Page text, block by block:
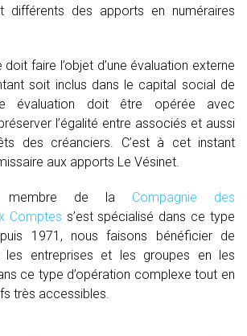
différents des apports en numéraires
doit faire l’objet d’une évaluation externe
soit inclus dans le capital social de
évaluation doit être opérée avec
l’égalité entre associés et aussi
des créanciers. C’est à cet instant
aux apports Le Vésinet.
membre de la Compagnie des
Comptes s’est spécialisé dans ce type
1971, nous faisons bénéficier de
les entreprises et les groupes en les
ce type d’opération complexe tout en
très accessibles.